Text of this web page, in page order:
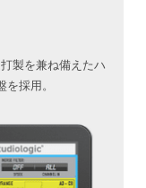
製を兼ね備えたハ
採用。